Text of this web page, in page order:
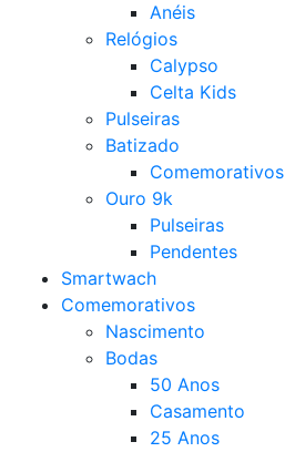
Anéis
Relógios
Calypso
Celta Kids
Pulseiras
Batizado
Comemorativos
Ouro 9k
Pulseiras
Pendentes
Smartwach
Comemorativos
Nascimento
Bodas
50 Anos
Casamento
25 Anos